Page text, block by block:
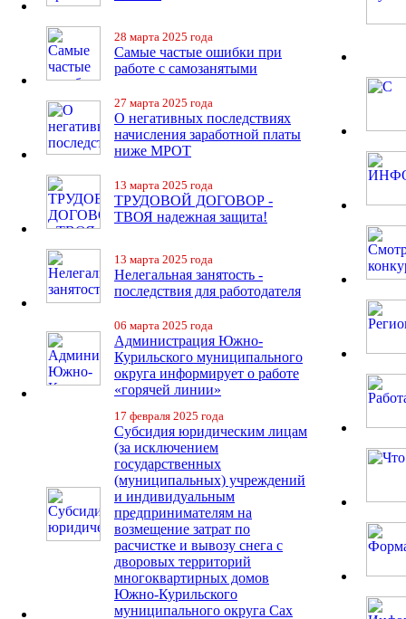
28 марта 2025 года
Самые частые ошибки при
работе с самозанятыми
27 марта 2025 года
О негативных последствиях
начисления заработной платы
ниже МРОТ
13 марта 2025 года
ТРУДОВОЙ ДОГОВОР -
ТВОЯ надежная защита!
13 марта 2025 года
Нелегальная занятость -
последствия для работодателя
06 марта 2025 года
Администрация Южно-
Курильского муниципального
округа информирует о работе
«горячей линии»
17 февраля 2025 года
Субсидия юридическим лицам
(за исключением
государственных
(муниципальных) учреждений
и индивидуальным
предпринимателям на
возмещение затрат по
расчистке и вывозу снега с
дворовых территорий
многоквартирных домов
Южно-Курильского
муниципального округа Сах